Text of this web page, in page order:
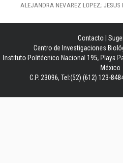
ALEJANDRA NEVAREZ LOPEZ; JESUS
Contacto
Centro de Investigaciones
Instituto Politécnico Nacional 195, Playa
México
C.P. 23096, Tel:(52) (612) 123-